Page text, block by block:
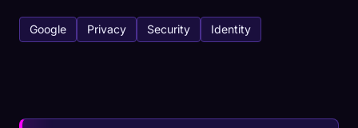
Google Privacy Security Identity